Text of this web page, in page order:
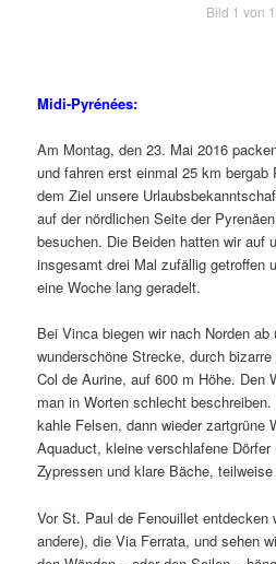
Bild 1 von
Midi-Pyrénées:
Am Montag, den 23. Mai 2016
und fahren erst einmal 25 km bergab
dem Ziel unsere
auf der nördlichen Seite der
besuchen. Die Beiden hatten wir auf
insgesamt drei Mal zufällig getroffen
eine Woche lang geradelt.
Bei Vinca biegen wir nach Norden ab
wunderschöne Strecke, durch
Col de Aurine, auf 600 m Höhe. Den
man in Worten schlecht
kahle Felsen, dann wieder zartgrüne
Aquaduct, kleine verschlafene
Zypressen und klare Bäche,
Vor St. Paul de Fenouillet entdecken
andere), die Via Ferrata, und sehen